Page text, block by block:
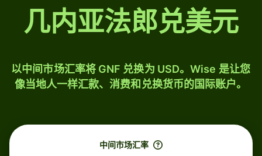
几内亚法郎兑美元
以中间市场汇率将 GNF 兑换为 USD。Wise 是让您
像当地人一样汇款、消费和兑换货币的国际账户。
中间市场汇率